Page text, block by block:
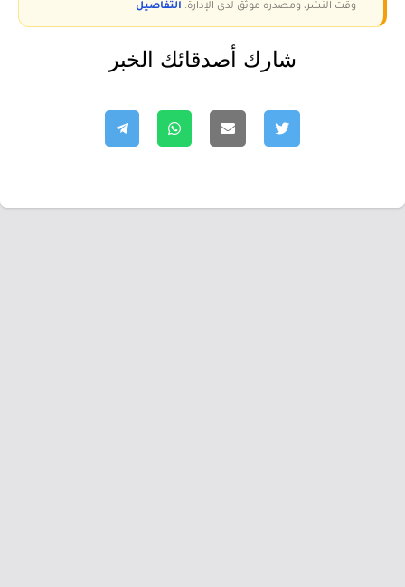
وقت النشر، ومصدره موثق لدى الإدارة. التفاصيل
شارك أصدقائك الخبر